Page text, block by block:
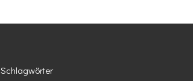
Schlagwörter